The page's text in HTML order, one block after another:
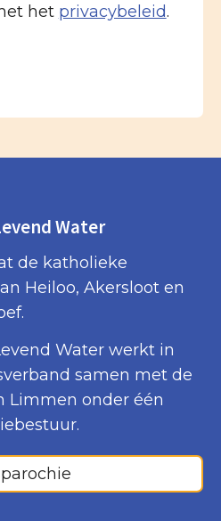
het privacybeleid.
Water
de katholieke
Heiloo, Akersloot en
Water werkt in
samen met de
Limmen onder één